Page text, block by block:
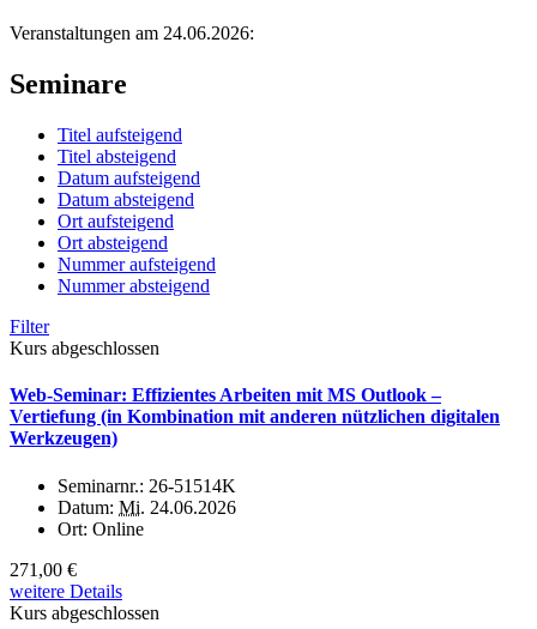
Veranstaltungen am 24.06.2026:
Seminare
Titel aufsteigend
Titel absteigend
Datum aufsteigend
Datum absteigend
Ort aufsteigend
Ort absteigend
Nummer aufsteigend
Nummer absteigend
Filter
Kurs abgeschlossen
Web-Seminar: Effizientes Arbeiten mit MS Outlook –
Vertiefung (in Kombination mit anderen nützlichen digitalen
Werkzeugen)
Seminarnr.: 26-51514K
Datum: Mi. 24.06.2026
Ort: Online
271,00 €
weitere Details
Kurs abgeschlossen